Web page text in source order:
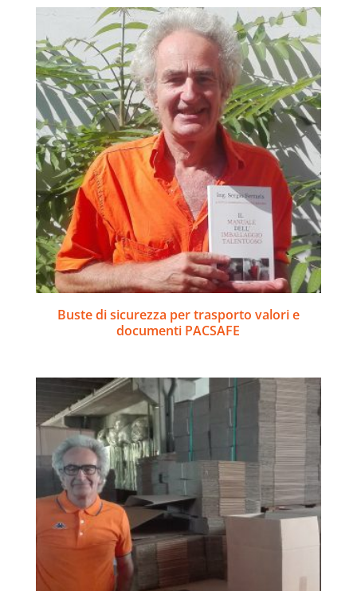
Buste di sicurezza per trasporto valori e
documenti PACSAFE